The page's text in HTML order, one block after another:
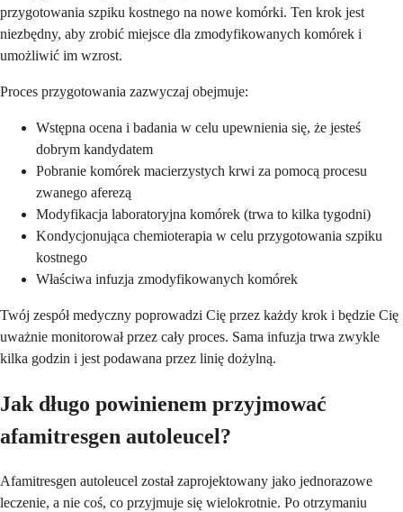
przygotowania szpiku kostnego na nowe komórki. Ten krok jest
niezbędny, aby zrobić miejsce dla zmodyfikowanych komórek i
umożliwić im wzrost.
Proces przygotowania zazwyczaj obejmuje:
Wstępna ocena i badania w celu upewnienia się, że jesteś
dobrym kandydatem
Pobranie komórek macierzystych krwi za pomocą procesu
zwanego aferezą
Modyfikacja laboratoryjna komórek (trwa to kilka tygodni)
Kondycjonująca chemioterapia w celu przygotowania szpiku
kostnego
Właściwa infuzja zmodyfikowanych komórek
Twój zespół medyczny poprowadzi Cię przez każdy krok i będzie Cię
uważnie monitorował przez cały proces. Sama infuzja trwa zwykle
kilka godzin i jest podawana przez linię dożylną.
Jak długo powinienem przyjmować
afamitresgen autoleucel?
Afamitresgen autoleucel został zaprojektowany jako jednorazowe
leczenie, a nie coś, co przyjmuje się wielokrotnie. Po otrzymaniu